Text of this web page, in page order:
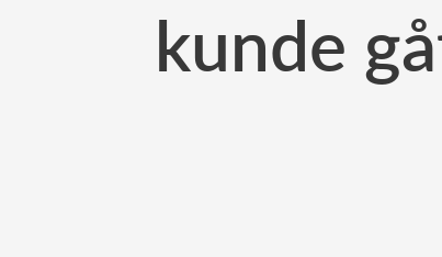
kunde